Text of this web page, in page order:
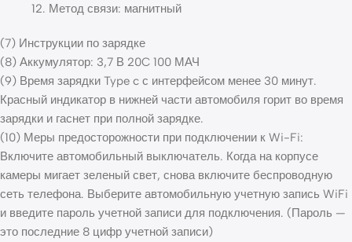
12. Метод связи: магнитный
(7) Инструкции по зарядке
(8) Аккумулятор: 3,7 В 20C 100 МАЧ
(9) Время зарядки Type c с интерфейсом менее 30 минут.
Красный индикатор в нижней части автомобиля горит во время
зарядки и гаснет при полной зарядке.
(10) Меры предосторожности при подключении к Wi-Fi:
Включите автомобильный выключатель. Когда на корпусе
камеры мигает зеленый свет, снова включите беспроводную
сеть телефона. Выберите автомобильную учетную запись WiFi
и введите пароль учетной записи для подключения. (Пароль —
это последние 8 цифр учетной записи)